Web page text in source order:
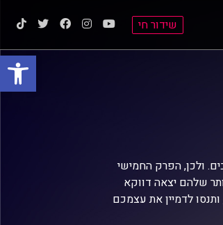
פתח
שידור חי
ולכן, הפרק החמישי
שלהם יצאה דווקא
ותנסו לדמיין את עצמכם